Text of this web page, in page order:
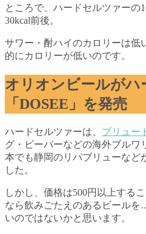
ところで、ハードセルツァーの
30kcal前後。
サワー・酎ハイのカロリーは低
的にカロリーが低いのです。
オリオンビールがハ
「DOSEE」を発売
ハードセルツァーは、 ブリュー
グ・ビーバーなどの海外ブルワ
本でも静岡のリパブリューなど
した。
しかし、価格は500円以上する
なら飲みごたえのあるビール
いのではないかと思います。